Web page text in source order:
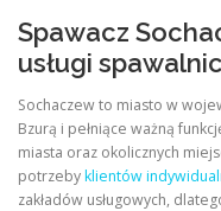
Spawacz
usługi
Sochaczew to miasto w
Bzurą i pełniące ważną
miasta oraz okolicznych
potrzebyklientów
zakładów usługowych,